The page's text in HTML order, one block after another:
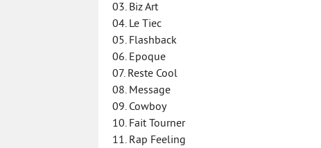
03. Biz Art
04. Le Tiec
05. Flashback
06. Epoque
07. Reste Cool
08. Message
09. Cowboy
10. Fait Tourner
11. Rap Feeling